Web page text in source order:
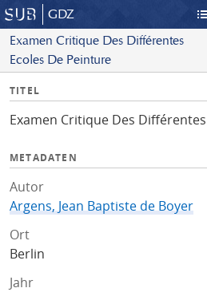
GDZ
Examen Critique Des Différentes
Ecoles De Peinture
I
f
TITEL
Examen Critique Des
METADATEN
Autor
Argens, Jean Baptiste de Boyer
Ort
Berlin
Jahr